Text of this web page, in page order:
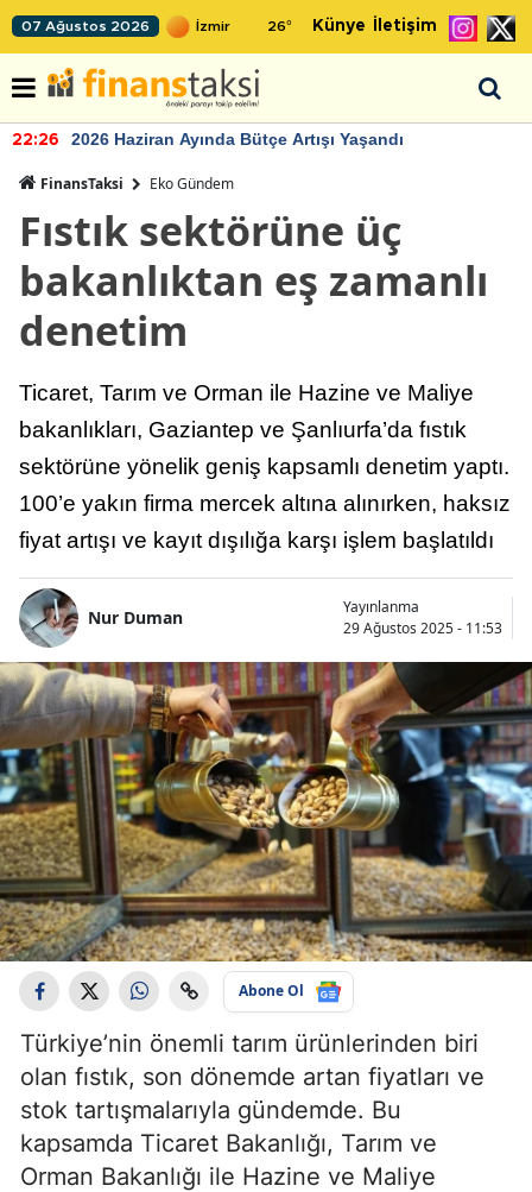
07 Ağustos 2026 26° Künye İletişim
22:26 2026 Haziran Ayında Bütçe Artışı Yaşandı
FinansTaksi Eko Gündem
Fıstık sektörüne üç
bakanlıktan eş zamanlı
denetim
Ticaret, Tarım ve Orman ile Hazine ve Maliye
bakanlıkları, Gaziantep ve Şanlıurfa’da fıstık
sektörüne yönelik geniş kapsamlı denetim yaptı.
100’e yakın firma mercek altına alınırken, haksız
fiyat artışı ve kayıt dışılığa karşı işlem başlatıldı
Nur Duman
Yayınlanma
29 Ağustos 2025 - 11:53
Abone Ol
Türkiye’nin önemli tarım ürünlerinden biri
olan fıstık, son dönemde artan fiyatları ve
stok tartışmalarıyla gündemde. Bu
kapsamda Ticaret Bakanlığı, Tarım ve
Orman Bakanlığı ile Hazine ve Maliye